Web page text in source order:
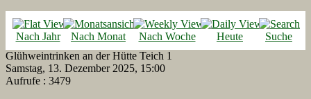
Nach Jahr Nach Monat Nach Woche Heute
Suche
Glühweintrinken an der Hütte Teich 1
Samstag, 13. Dezember 2025, 15:00
Aufrufe : 3479